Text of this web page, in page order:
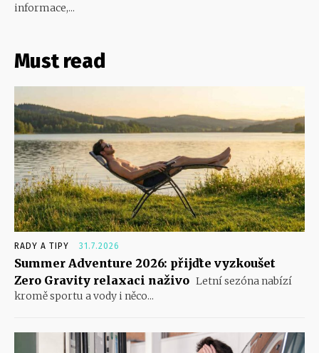
informace,...
Must read
RADY A TIPY 31.7.2026
Summer Adventure 2026: přijďte vyzkoušet
Zero Gravity relaxaci naživo Letní sezóna nabízí
kromě sportu a vody i něco...